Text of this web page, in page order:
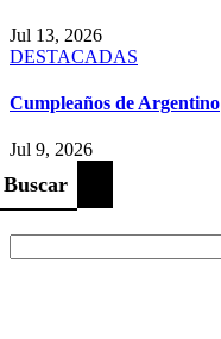
Jul 13, 2026
DESTACADAS
Cumpleaños de Argentino
Jul 9, 2026
Buscar